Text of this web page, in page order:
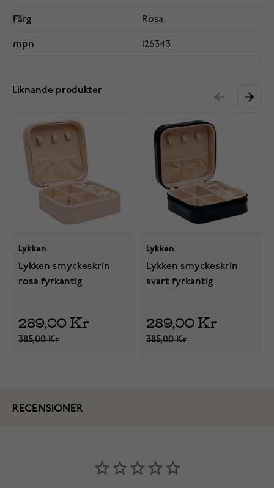
Färg Rosa
mpn 126343
Liknande produkter
Lykken
Lykken smyckeskrin
rosa fyrkantig
289,00 Kr
385,00 Kr
Lykken
Lykken smyckeskrin
svart fyrkantig
289,00 Kr
385,00 Kr
RECENSIONER